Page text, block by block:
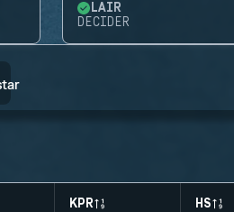
LAIR
DECIDER
KPR HS